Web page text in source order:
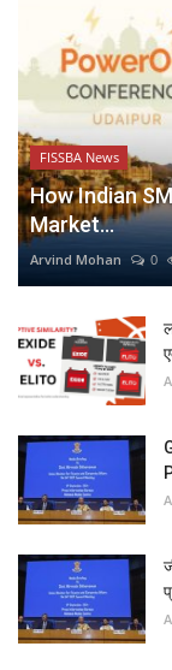
FISSBA News
How Indian
Market...
Arvind Mohan 0